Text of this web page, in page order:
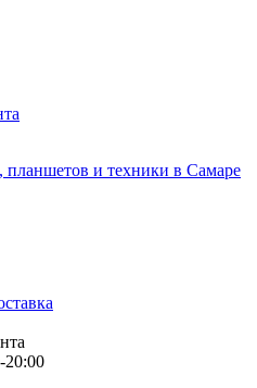
планшетов и техники в Самаре
20:00